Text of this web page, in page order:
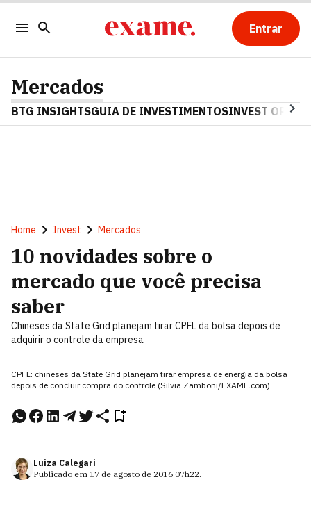
Entrar
Mercados
BTG INSIGHTSGUIA DE INVESTIMENTOSINVEST OPINA
Home Invest Mercados
10 novidades sobre o
mercado que você precisa
saber
Chineses da State Grid planejam tirar CPFL da bolsa depois de
adquirir o controle da empresa
CPFL: chineses da State Grid planejam tirar empresa de energia da bolsa
depois de concluir compra do controle (Silvia Zamboni/EXAME.com)
Luiza Calegari
Publicado em 17 de agosto de 2016 07h22.